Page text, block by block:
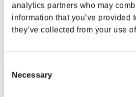
analytics partners who may
information that you’ve provided
they’ve collected from your use
Selection
Necessary
AZ
Puntos:Lv:1/01'31"84
Posición